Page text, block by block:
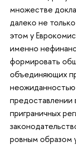
множестве
далеко не
этом у
именно
формировать
объединяющих
неожиданностью
предоставлении
приграничных
ровным образом